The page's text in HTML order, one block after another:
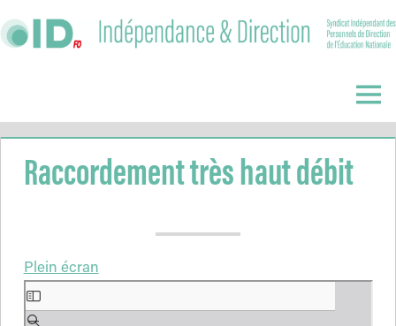
to
Direction
Menu
Raccordement très haut débit
Plein écran
Aller
au